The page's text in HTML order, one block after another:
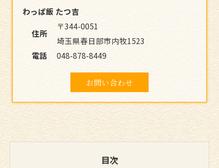
わっぱ飯 たつ吉
住所
〒344-0051
埼玉県春日部市内牧1523
電話
048-878-8449
お問い合わせ
目次